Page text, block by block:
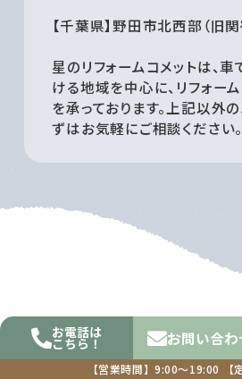
お電話は
こちら！ お問い合わ
【営業時間】9:00～19:00
【千葉県】野田市北西部（旧関
星のリフォームコメットは、
ける地域を中心に、リフォーム
を承っております。上記以外
ずはお気軽にご相談ください。